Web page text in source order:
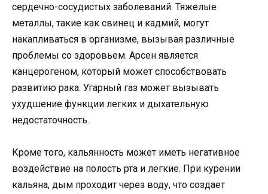
сердечно-сосудистых заболеваний. Тяжелые
металлы, такие как свинец и кадмий, могут
накапливаться в организме, вызывая различные
проблемы со здоровьем. Арсен является
канцерогеном, который может способствовать
развитию рака. Угарный газ может вызывать
ухудшение функции легких и дыхательную
недостаточность.
Кроме того, кальянность может иметь негативное
воздействие на полость рта и легкие. При курении
кальяна, дым проходит через воду, что создает